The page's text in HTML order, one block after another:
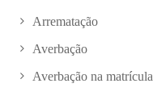
Arrematação
Averbação
Averbação na matrícula